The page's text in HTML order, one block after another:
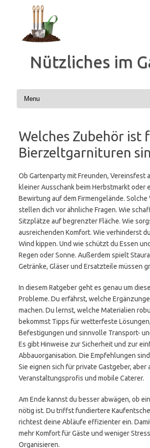
springen
Nützliches im
Welches Zubehör ist
Bierzeltgarnituren
Ob Gartenparty mit Freunden, Vereinsfest
kleiner Ausschank beim Herbstmarkt oder
Bewirtung auf dem Firmengelände.
stellen dich vor ähnliche Fragen. Wie
Sitzplätze auf begrenzter Fläche. Wie
ausreichenden Komfort. Wie verhinderst
Wind kippen. Und wie schützt du Essen
Regen oder Sonne. Außerdem spielt
Getränke, Gläser und Ersatzteile müssen
In diesem Ratgeber geht es genau um
Probleme. Du erfährst, welche
machen. Du lernst, welche Materialien
bekommst Tipps für wetterfeste
Befestigungen und sinnvolle Transport-
Es gibt Hinweise zur Sicherheit und zur
Abbauorganisation. Die Empfehlungen
Sie eignen sich für private Gastgeber, aber
Veranstaltungsprofis und mobile Caterer.
Am Ende kannst du besser abwägen, ob
nötig ist. Du triffst fundiertere
richtest deine Abläufe effizienter ein.
mehr Komfort für Gäste und weniger
Organisieren.